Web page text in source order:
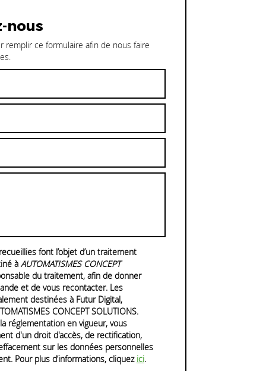
nous
remplir ce formulaire afin de nous faire
font l’objet d’un traitement
àAUTOMATISMES CONCEPT
du traitement, afin de donner
et de vous recontacter. Les
destinées à Futur Digital,
CONCEPT SOLUTIONS.
réglementation en vigueur, vous
d'un droit d'accès, de rectification,
sur les données personnelles
Pour plus d’informations, cliquez ici.